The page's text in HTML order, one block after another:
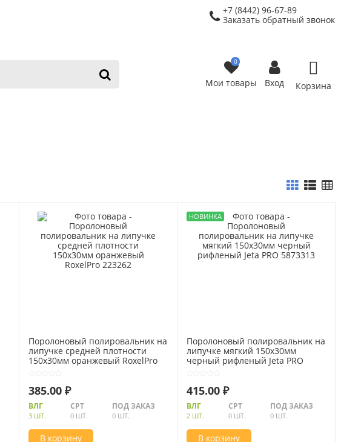
+7 (8442) 96-67-89
Заказать обратный звонок
0
Мои товары Вход Корзина
Поролоновый полировальник на
липучке средней плотности
150х30мм оранжевый RoxelPro
385.00 ₽
ВЛГ
3 ШТ.
СРТ
0 ШТ.
ПОД ЗАКАЗ
0 ШТ.
В корзину
Поролоновый полировальник на
липучке мягкий 150х30мм
черный рифленый Jeta PRO
415.00 ₽
ВЛГ
2 ШТ.
СРТ
0 ШТ.
ПОД ЗАКАЗ
0 ШТ.
В корзину